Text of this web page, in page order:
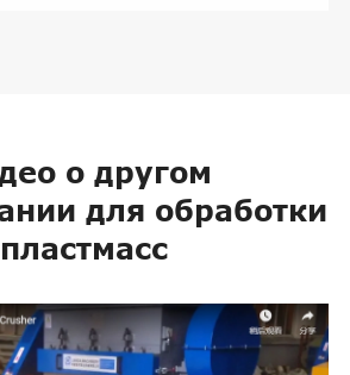
о другом
для обработки
пластмасс